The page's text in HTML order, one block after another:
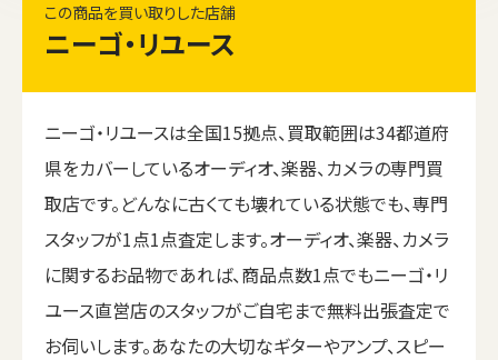
この商品を買い取りした店舗
ニーゴ・リユース
ニーゴ・リユースは全国15拠点、買取範囲は34都道府
県をカバーしているオーディオ、楽器、カメラの専門買
取店です。どんなに古くても壊れている状態でも、専門
スタッフが1点1点査定します。オーディオ、楽器、カメラ
に関するお品物であれば、商品点数1点でもニーゴ・リ
ユース直営店のスタッフがご自宅まで無料出張査定で
お伺いします。あなたの大切なギターやアンプ、スピー